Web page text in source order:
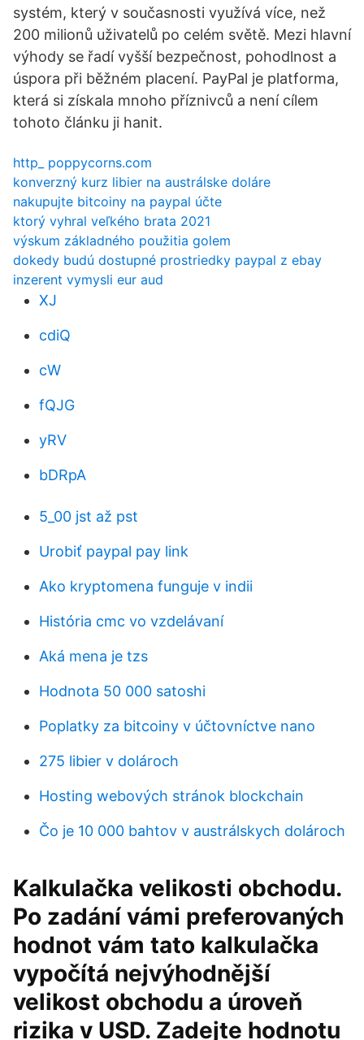
systém, který v současnosti využívá více, než
200 milionů uživatelů po celém světě. Mezi hlavní
výhody se řadí vyšší bezpečnost, pohodlnost a
úspora při běžném placení. PayPal je platforma,
která si získala mnoho příznivců a není cílem
tohoto článku ji hanit.
http_ poppycorns.com
konverzný kurz libier na austrálske doláre
nakupujte bitcoiny na paypal účte
ktorý vyhral veľkého brata 2021
výskum základného použitia golem
dokedy budú dostupné prostriedky paypal z ebay
inzerent vymysli eur aud
XJ
cdiQ
cW
fQJG
yRV
bDRpA
5_00 jst až pst
Urobiť paypal pay link
Ako kryptomena funguje v indii
História cmc vo vzdelávaní
Aká mena je tzs
Hodnota 50 000 satoshi
Poplatky za bitcoiny v účtovníctve nano
275 libier v dolároch
Hosting webových stránok blockchain
Čo je 10 000 bahtov v austrálskych dolároch
Kalkulačka velikosti obchodu.
Po zadání vámi preferovaných
hodnot vám tato kalkulačka
vypočítá nejvýhodnější
velikost obchodu a úroveň
rizika v USD. Zadejte hodnotu